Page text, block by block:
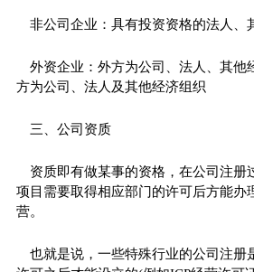
非公司企业：具有投资资格的法人、
外资企业：外方为公司、法人、其他
方为公司、法人及其他经济组织
三、公司资质
资质即有做某事的资格，在公司注册
项目需要取得相应部门的许可后方能办
营。
也就是说，一些特殊行业的公司注册